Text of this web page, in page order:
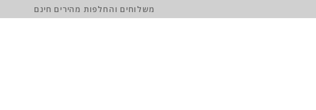
משלוחים והחלפות מהירים חינם